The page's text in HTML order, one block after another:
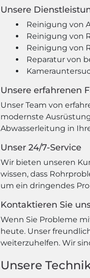
Unsere
Reinigung von
Reinigung von
Reinigung von
Reparatur von
Unsere erfahrenen
Unser Team von
modernste
Abwasserleitung in
Unser 24/7-Service
Wir bieten unseren
wissen, dass
um ein dringendes
Kontaktieren Sie
Wenn Sie Probleme
heute. Unser
weiterzuhelfen. Wir
Unsere